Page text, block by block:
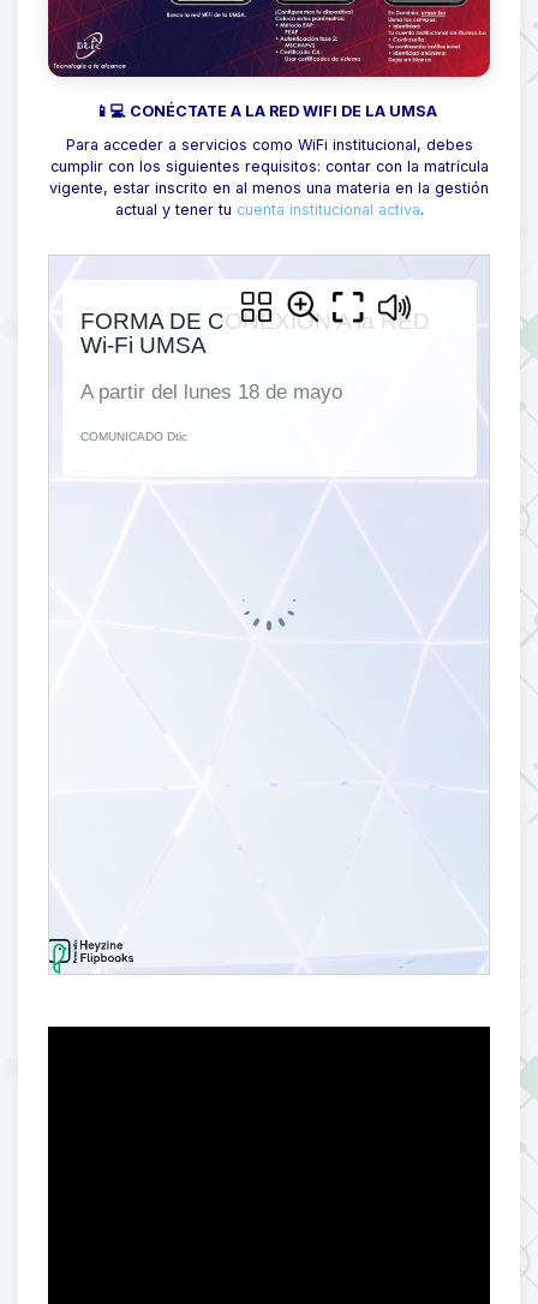
📱💻 CONÉCTATE A LA RED WIFI DE LA UMSA
Para acceder a servicios como WiFi institucional, debes
cumplir con los siguientes requisitos: contar con la matrícula
vigente, estar inscrito en al menos una materia en la gestión
actual y tener tu cuenta institucional activa.